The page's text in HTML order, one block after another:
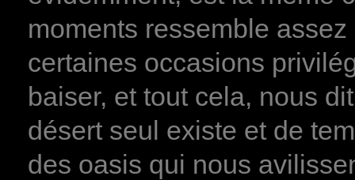
moments ressemble
certaines occasions
baiser, et tout cela, nous
désert seul existe et de
des oasis qui nous